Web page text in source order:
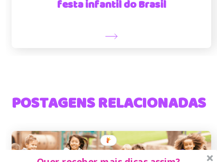
festa infantil do Brasil
POSTAGENS RELACIONADAS